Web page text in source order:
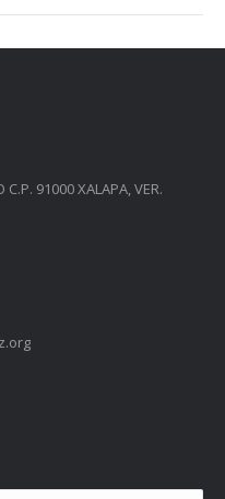
91000 XALAPA, VER.